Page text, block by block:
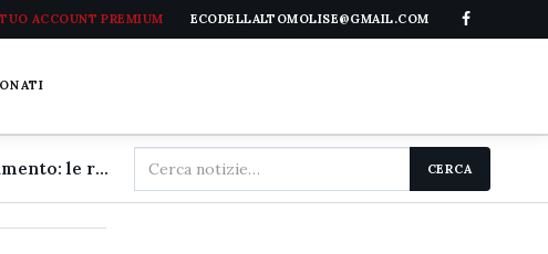
ACCOUNT PREMIUM ECODELLALTOMOLISE@GMAIL.COM
Secondo weekend da bollino nero sulla rete stradale, traffico in aumento: le raccomandazioni dell'Anas
Cerca
nel
CERCA